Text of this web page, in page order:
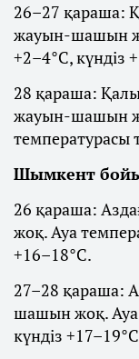
26–27 қараша:
жауын-шашын
+2–4°С, күндіз
28 қараша:
жауын-шашын
температурасы
Шымкент
26 қараша:
жоқ. Ауа
+16–18°С.
27–28 қараша:
шашын жоқ. Ауа
күндіз